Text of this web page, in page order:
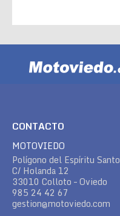
CONTACTO
MOTOVIEDO
Polígono del Espíritu Santo
C/ Holanda 12
33010 Colloto – Oviedo
985 24 42 67
gestion@motoviedo.com